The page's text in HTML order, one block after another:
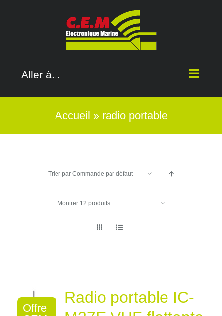
Aller à...
Accueil » radio portable
Trier par Commande par défaut
Montrer 12 produits
Offre
Radio portable IC-